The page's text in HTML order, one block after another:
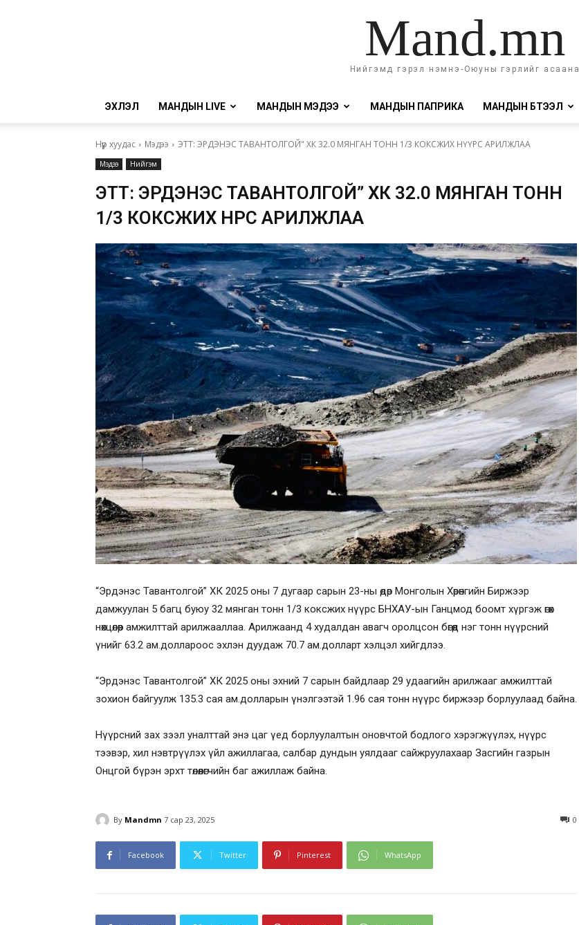
Mand.mn
Нийгэмд гэрэл нэмнэ-Оюуны гэрлийг асаана
ЭХЛЭЛ МАНДЫН LIVE МАНДЫН МЭДЭЭ МАНДЫН ПАПРИКА МАНДЫН БҮТЭЭЛ
Нүүр хуудас Мэдээ ЭТТ: ЭРДЭНЭС ТАВАНТОЛГОЙ" ХК 32.0 МЯНГАН ТОНН 1/3 КОКСЖИХ НҮҮРС АРИЛЖЛАА
Мэдээ Нийгэм
ЭТТ: ЭРДЭНЭС ТАВАНТОЛГОЙ” ХК 32.0 МЯНГАН ТОНН
1/3 КОКСЖИХ НҮҮРС АРИЛЖЛАА
“Эрдэнэс Тавантолгой” ХК 2025 оны 7 дугаар сарын 23-ны өдөр Монголын Хөрөнгийн Биржээр
дамжуулан 5 багц буюу 32 мянган тонн 1/3 коксжих нүүрс БНХАУ-ын Ганцмод боомт хүргэж өгөх
нөхцөлөөр амжилттай арилжааллаа. Арилжаанд 4 худалдан авагч оролцсон бөгөөд нэг тонн нүүрсний
үнийг 63.2 ам.доллароос эхлэн дуудаж 70.7 ам.долларт хэлцэл хийгдлээ.
“Эрдэнэс Тавантолгой” ХК 2025 оны эхний 7 сарын байдлаар 29 удаагийн арилжааг амжилттай
зохион байгуулж 135.3 сая ам.долларын үнэлгээтэй 1.96 сая тонн нүүрс биржээр борлуулаад байна.
Нүүрсний зах зээл уналттай энэ цаг үед борлуулалтын оновчтой бодлого хэрэгжүүлэх, нүүрс
тээвэр, хил нэвтрүүлэх үйл ажиллагаа, салбар дундын уялдааг сайжруулахаар Засгийн газрын
Онцгой бүрэн эрхт төлөөлөгчийн баг ажиллаж байна.
By Mandmn 7 сар 23, 2025 0
Facebook Twitter Pinterest WhatsApp